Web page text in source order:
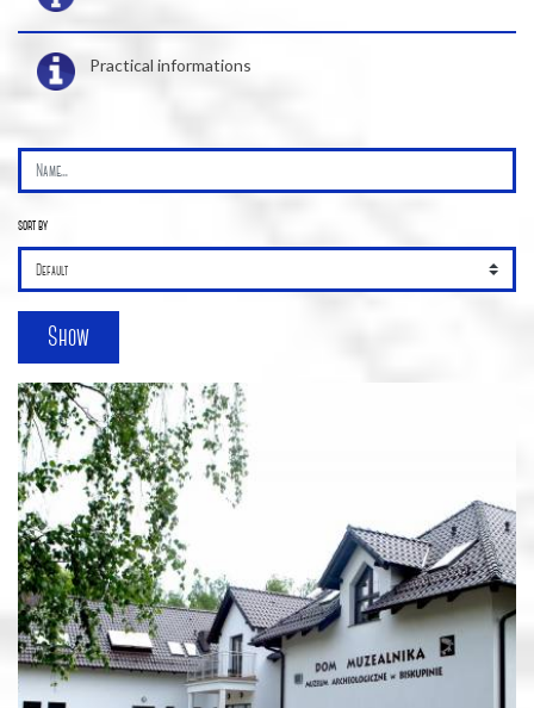
Practical informations
sort by
Show